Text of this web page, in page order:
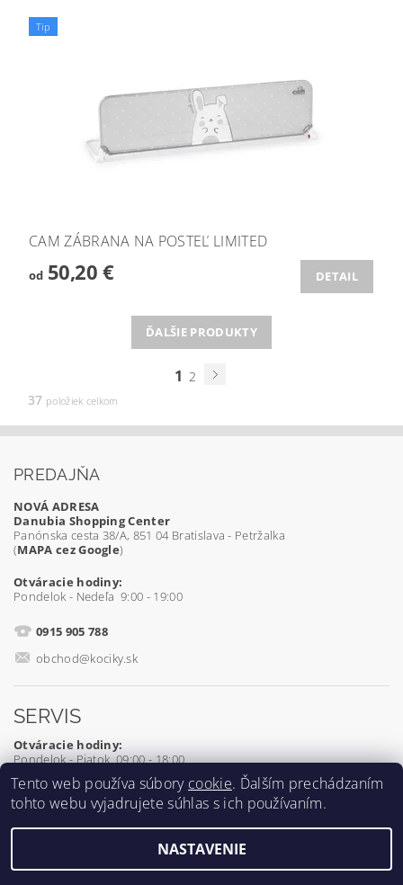
Tip
CAM ZÁBRANA NA POSTEĽ LIMITED
od50,20 € DETAIL
ĎALŠIE PRODUKTY
1 2
37 položiek celkom
PREDAJŇA
NOVÁ ADRESA
Danubia Shopping Center
Panónska cesta 38/A, 851 04 Bratislava - Petržalka
(MAPA cez Google)
Otváracie hodiny:
Pondelok - Nedeľa 9:00 - 19:00
0915 905 788
obchod@kociky.sk
SERVIS
Otváracie hodiny:
Pondelok - Piatok 09:00 - 18:00
0905 539 927
2026 ©Kociky.sk, všetky práva vyhradené
Tento web používa súbory cookie. Ďalším prechádzaním
tohto webu vyjadrujete súhlas s ich používaním.
NASTAVENIE